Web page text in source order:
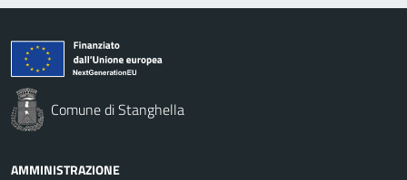
Comune di Stanghella
AMMINISTRAZIONE